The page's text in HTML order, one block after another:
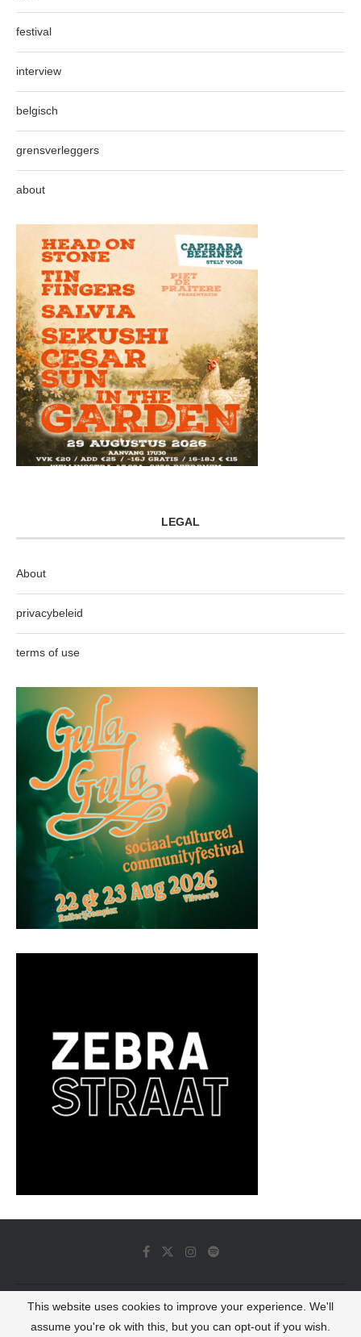
festival
interview
belgisch
grensverleggers
about
LEGAL
About
privacybeleid
terms of use
© 2022 - Luminous Dash All Rights Reserved
This website uses cookies to improve your experience. We'll
assume you're ok with this, but you can opt-out if you wish.